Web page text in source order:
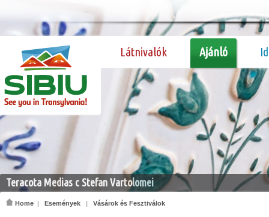
Látnivalók Ajánló
Teracota Medias c Stefan Vartolomei
Home | Események | Vásárok és Fesztiválok